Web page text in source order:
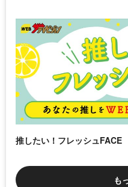
推したい！フレッシュFACE
も